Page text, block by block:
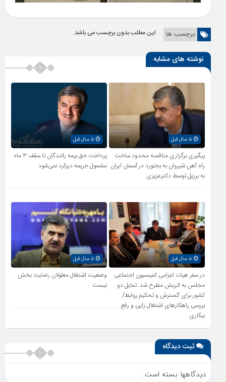
برچسب ها این مطلب بدون برچسب می باشد.
نوشته های مشابه
۵ سال قبل
پیگیری برگزاری مناقصه محدود ساخت
راه آهن شیروان به بجنورد در آسمان ایران
به برزیل توسط دکترعزیزی
۵ سال قبل
پرداخت حق بیمه رانندگان تا سقف ۳ ماه
مشمول جریمه دیرکرد نمی‌شود
۵ سال قبل
در سفر هیات اعزامی کمیسیون اجتماعی
مجلس به اتریش مطرح شد: تمایل دو
کشور برای گسترش و تحکیم روابط/
بررسی راهکارهای اشتغال زایی و رفع
بیکاری
۵ سال قبل
وضعیت اشتغال معلولان رضایت بخش
نیست
ثبت دیدگاه
دیدگاهها بسته است.